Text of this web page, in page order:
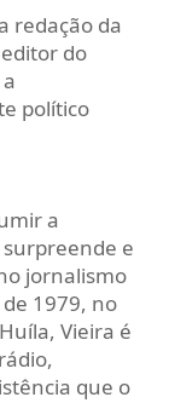
redação da
do
político
a
e
jornalismo
1979, no
Vieira é
que o